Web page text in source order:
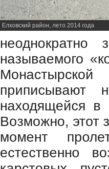
Елховский район, лето 2014 года
называемого
приписывают
находящейся в
Возможно, этот
момент
естественно